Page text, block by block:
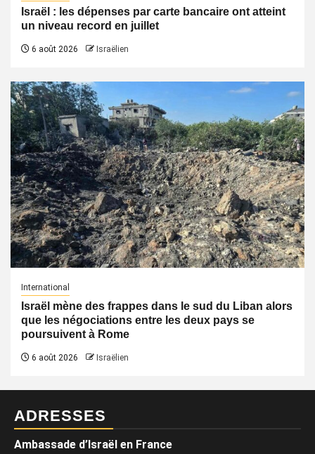
Israël : les dépenses par carte bancaire ont atteint
un niveau record en juillet
6 août 2026 Israëlien
International
Israël mène des frappes dans le sud du Liban alors
que les négociations entre les deux pays se
poursuivent à Rome
6 août 2026 Israëlien
ADRESSES
Ambassade d’Israël en France